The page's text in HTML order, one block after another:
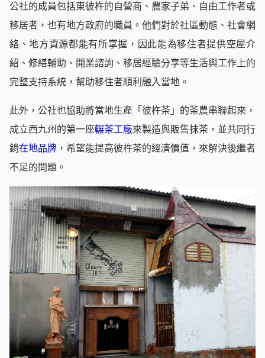
公社的成員包括東彼杵的自營商、農家子弟、自由工作者或
移居者，也有地方政府的職員。他們對於社區動態、社會網
絡、地方資源都能有所掌握，因此能為移住者提供空屋介
紹、修繕輔助、開業諮詢、移居經驗分享等生活與工作上的
完整支持系統，幫助移住者順利融入當地。
此外，公社也協助將當地生產「彼杵茶」的茶農串聯起來，
成立西九州的第一座輾茶工廠來製造與販售抹茶，並共同行
銷在地品牌 ，希望能提高彼杵茶的經濟價值，來解決後繼者
不足的問題。